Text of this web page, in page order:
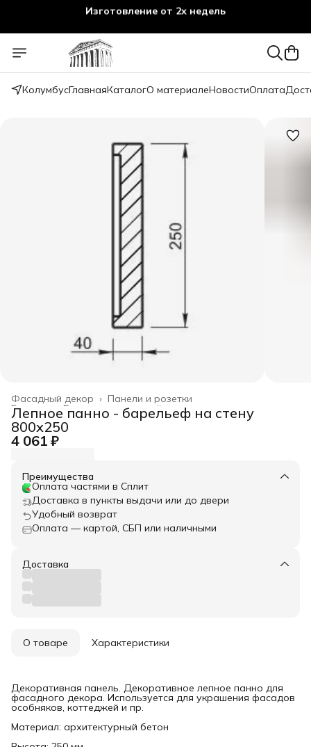
Изготовление от 2х недель
КолумбусГлавнаяКаталогО материалеНовостиОплата
Панели и розетки
Фасадный декор ›
Весь архитектурный декор ›
Главная
Лепное панно - барельеф на стену
800х250
4 061 ₽
Преимущества
Оплата частями в Сплит
Доставка в пункты выдачи или до двери
Удобный возврат
Оплата — картой, СБП или наличными
Доставка
О товаре Характеристики
Декоративная панель. Декоративное лепное панно для
фасадного декора. Используется для украшения фасадов
особняков, коттеджей и пр.
Материал: архитектурный бетон